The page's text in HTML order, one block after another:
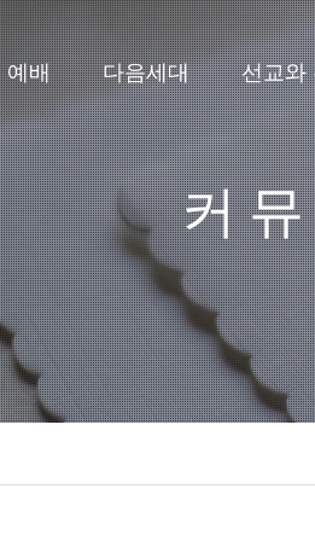
예배 다음세대 선교와
커